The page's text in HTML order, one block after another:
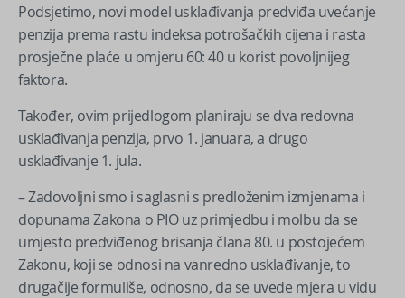
Podsjetimo, novi model usklađivanja predviđa uvećanje
penzija prema rastu indeksa potrošačkih cijena i rasta
prosječne plaće u omjeru 60: 40 u korist povoljnijeg
faktora.
Također, ovim prijedlogom planiraju se dva redovna
usklađivanja penzija, prvo 1. januara, a drugo
usklađivanje 1. jula.
– Zadovoljni smo i saglasni s predloženim izmjenama i
dopunama Zakona o PIO uz primjedbu i molbu da se
umjesto predviđenog brisanja člana 80. u postojećem
Zakonu, koji se odnosi na vanredno usklađivanje, to
drugačije formuliše, odnosno, da se uvede mjera u vidu